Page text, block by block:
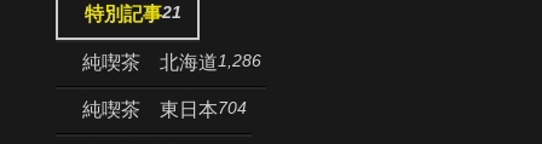
特別記事21
純喫茶 北海道1,286
純喫茶 東日本704